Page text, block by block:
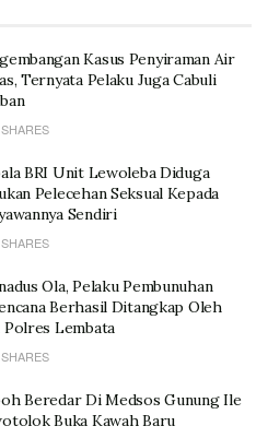
Kasus Penyiraman Air
Ternyata Pelaku Juga Cabuli
BRI Unit Lewoleba Diduga
Pelecehan Seksual Kepada
Sendiri
Ola, Pelaku Pembunuhan
Berhasil Ditangkap Oleh
Lembata
Beredar Di Medsos Gunung Ile
Buka Kawah Baru